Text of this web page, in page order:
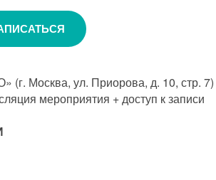
(г. Москва, ул. Приорова, д. 10, стр. 7)
мероприятия + доступ к записи